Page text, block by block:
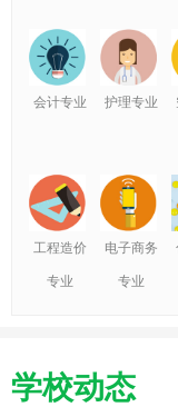
会计专业 护理专业
工程造价
专业
电子商务
专业
学校动态